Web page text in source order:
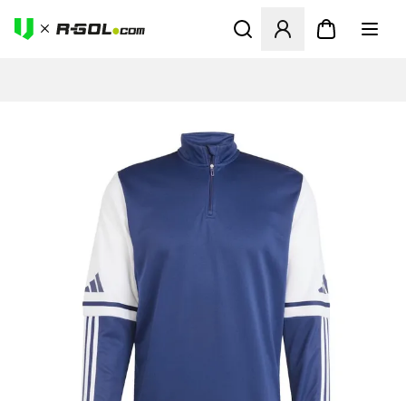
Megnyit egy modált a